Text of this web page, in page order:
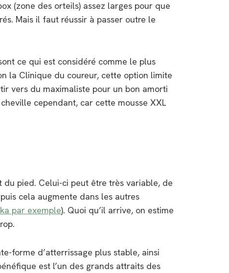
(zone des orteils) assez larges pour que
Mais il faut réussir à passer outre le
ce qui est considéré comme le plus
la Clinique du coureur, cette option limite
vers du maximaliste pour un bon amorti
cependant, car cette mousse XXL
pied. Celui-ci peut être très variable, de
cela augmente dans les autres
par exemple). Quoi qu’il arrive, on estime
forme d’atterrissage plus stable, ainsi
est l’un des grands attraits des